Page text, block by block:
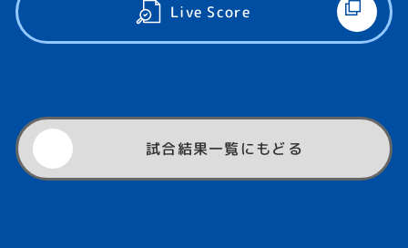
内バックアタック決定率（%）
×100
Live Score
試合結果一覧にもどる